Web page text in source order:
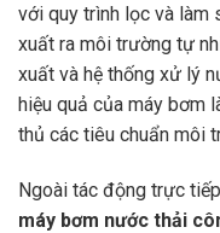
với quy trình lọc và làm
xuất ra môi trường tự
xuất và hệ thống xử lý
hiệu quả của máy bơm
thủ các tiêu chuẩn môi
Ngoài tác động trực
máy bơm nước thải